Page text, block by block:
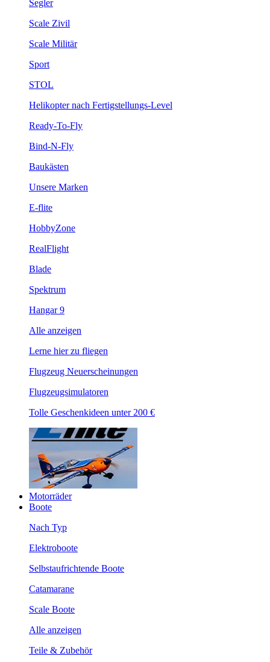
Segler
Scale Zivil
Scale Militär
Sport
STOL
Helikopter nach Fertigstellungs-Level
Ready-To-Fly
Bind-N-Fly
Baukästen
Unsere Marken
E-flite
HobbyZone
RealFlight
Blade
Spektrum
Hangar 9
Alle anzeigen
Lerne hier zu fliegen
Flugzeug Neuerscheinungen
Flugzeugsimulatoren
Tolle Geschenkideen unter 200 €
Motorräder
Boote
Nach Typ
Elektroboote
Selbstaufrichtende Boote
Catamarane
Scale Boote
Alle anzeigen
Teile & Zubehör